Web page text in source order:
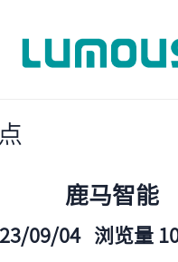
鹿马智能
09/04 浏览量